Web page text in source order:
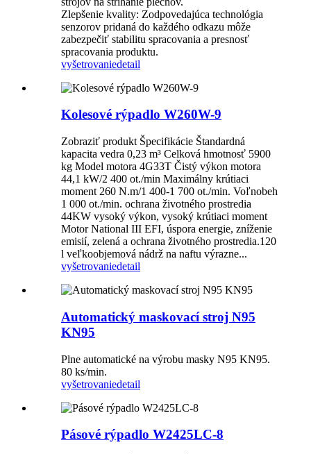
Zlepšenie kvality: Zodpovedajúca technológia
senzorov pridaná do každého odkazu môže
zabezpečiť stabilitu spracovania a presnosť
spracovania produktu.
vyšetrovaniedetail
Kolesové rýpadlo W260W-9
Zobraziť produkt Špecifikácie Štandardná
kapacita vedra 0,23 m³ Celková hmotnosť 5900
kg Model motora 4G33T Čistý výkon motora
44,1 kW/2 400 ot./min Maximálny krútiaci
moment 260 N.m/1 400-1 700 ot./min. Voľnobeh
1 000 ot./min. ochrana životného prostredia
44KW vysoký výkon, vysoký krútiaci moment
Motor National III EFI, úspora energie, zníženie
emisií, zelená a ochrana životného prostredia.120
l veľkoobjemová nádrž na naftu výrazne...
vyšetrovaniedetail
Automatický maskovací stroj N95
KN95
Plne automatické na výrobu masky N95 KN95.
80 ks/min.
vyšetrovaniedetail
Pásové rýpadlo W2425LC-8